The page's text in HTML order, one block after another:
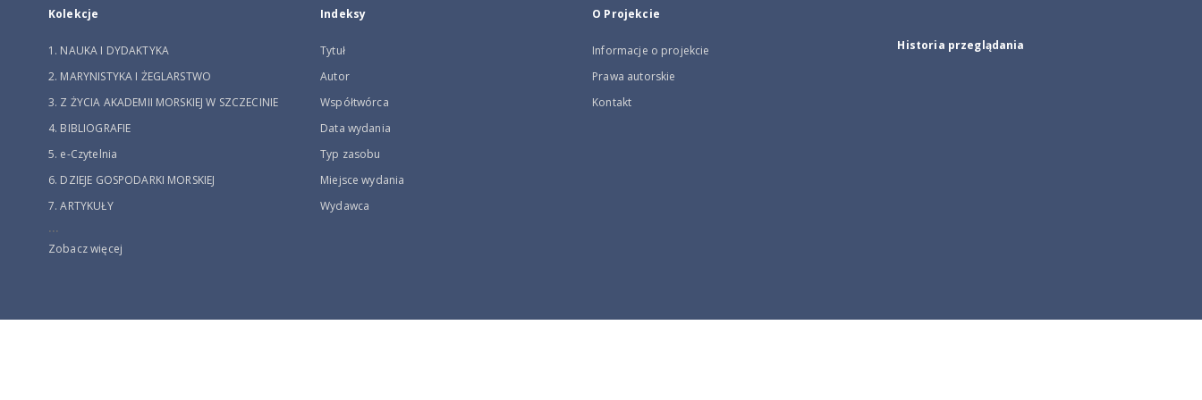
Kolekcje
1. NAUKA I DYDAKTYKA
2. MARYNISTYKA I ŻEGLARSTWO
3. Z ŻYCIA AKADEMII MORSKIEJ W SZCZECINIE
4. BIBLIOGRAFIE
5. e-Czytelnia
6. DZIEJE GOSPODARKI MORSKIEJ
7. ARTYKUŁY
...
Zobacz więcej
Indeksy
Tytuł
Autor
Współtwórca
Data wydania
Typ zasobu
Miejsce wydania
Wydawca
O Projekcie
Informacje o projekcie
Prawa autorskie
Kontakt
Historia przeglądania